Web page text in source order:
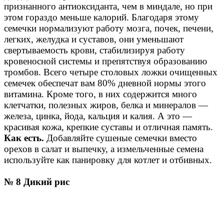
признанного антиоксиданта, чем в миндале, но при
этом гораздо меньше калорий. Благодаря этому
семечки нормализуют работу мозга, почек, печени,
легких, желудка и суставов, они уменьшают
свертываемость крови, стабилизируя работу
кровеносной системы и препятствуя образованию
тромбов. Всего четыре столовых ложки очищенных
семечек обеспечат вам 80% дневной нормы этого
витамина. Кроме того, в них содержится много
клетчатки, полезных жиров, белка и минералов —
железа, цинка, йода, кальция и калия. А это —
красивая кожа, крепкие суставы и отличная память.
Как есть. Добавляйте сушеные семечки вместо
орехов в салат и выпечку, а измельченные семена
используйте как панировку для котлет и отбивных.
№ 8 Дикий рис